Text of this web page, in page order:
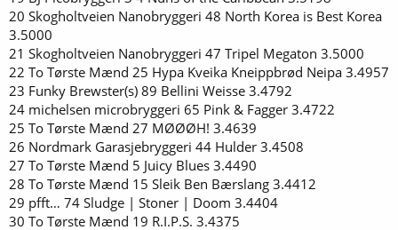
20 Skogholtveien Nanobryggeri 48 North Korea is Best Korea
3.5000
21 Skogholtveien Nanobryggeri 47 Tripel Megaton 3.5000
22 To Tørste Mænd 25 Hypa Kveika Kneippbrød Neipa 3.4957
23 Funky Brewster(s) 89 Bellini Weisse 3.4792
24 michelsen microbryggeri 65 Pink & Fagger 3.4722
25 To Tørste Mænd 27 MØØØH! 3.4639
26 Nordmark Garasjebryggeri 44 Hulder 3.4508
27 To Tørste Mænd 5 Juicy Blues 3.4490
28 To Tørste Mænd 15 Sleik Ben Bærslang 3.4412
29 pfft… 74 Sludge | Stoner | Doom 3.4404
30 To Tørste Mænd 19 R.I.P.S. 3.4375